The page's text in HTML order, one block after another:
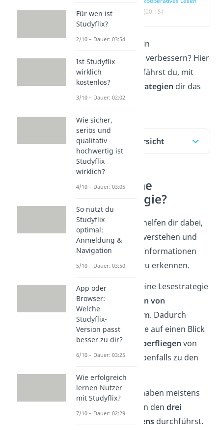
(00:15)
Du möchtest dein
Leseverständnis verbessern? Hier
und im
erfährst du, mit
welchen
Lesestrategien dir das
gelingt.
Inhaltsübersicht
Was ist eine
Lesestrategie?
Lesestrategien
helfen dir dabei,
Texte besser zu verstehen und
die wichtigsten Informationen
darin schneller zu erkennen.
Ein Beispiel für eine Lesestrategie
ist das
Markieren von
Schlüsselwörtern. Dadurch
kannst du Inhalte auf einen Blick
erfassen. Das
Überfliegen von
Texten gehört ebenfalls zu den
Lesestrategien haben meistens
Schritte, die du in dendrei
Phasen des Lesens durchführst.
Für wen ist
Studyflix?
2/10 – Dauer: 03:54
Ist Studyflix
wirklich
kostenlos?
3/10 – Dauer: 02:02
Wie sicher,
seriös und
qualitativ
hochwertig ist
Studyflix
wirklich?
4/10 – Dauer: 03:05
So nutzt du
Studyflix
optimal:
Anmeldung &
Navigation
5/10 – Dauer: 03:50
App oder
Browser:
Welche
Studyflix-
Version passt
besser zu dir?
6/10 – Dauer: 03:25
Wie erfolgreich
lernen Nutzer
mit Studyflix?
7/10 – Dauer: 02:29